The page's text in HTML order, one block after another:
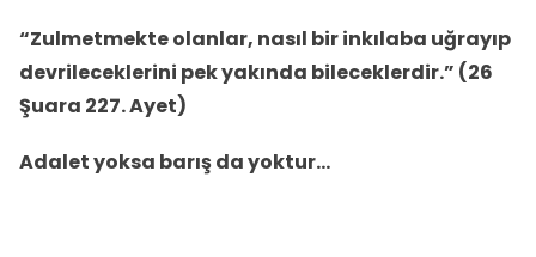
“Zulmetmekte olanlar, nasıl bir inkılaba uğrayıp
devrileceklerini pek yakında bileceklerdir.” (26
Şuara 227. Ayet)
Adalet yoksa barış da yoktur…